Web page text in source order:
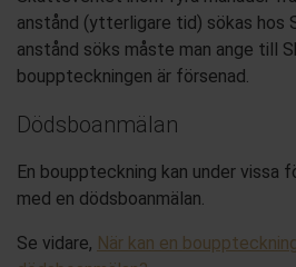
anstånd (ytterligare tid) sökas hos
anstånd söks måste man ange till
bouppteckningen är försenad.
Dödsboanmälan
En bouppteckning kan under vissa
med en dödsboanmälan.
Se vidare, När kan en